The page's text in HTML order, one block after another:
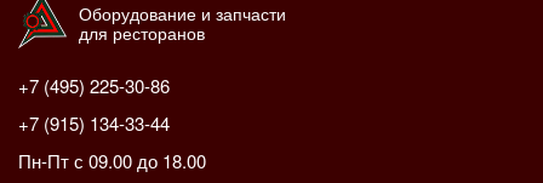
Оборудование и запчасти
для ресторанов
+7 (495) 225-30-86
+7 (915) 134-33-44
Пн-Пт с 09.00 до 18.00